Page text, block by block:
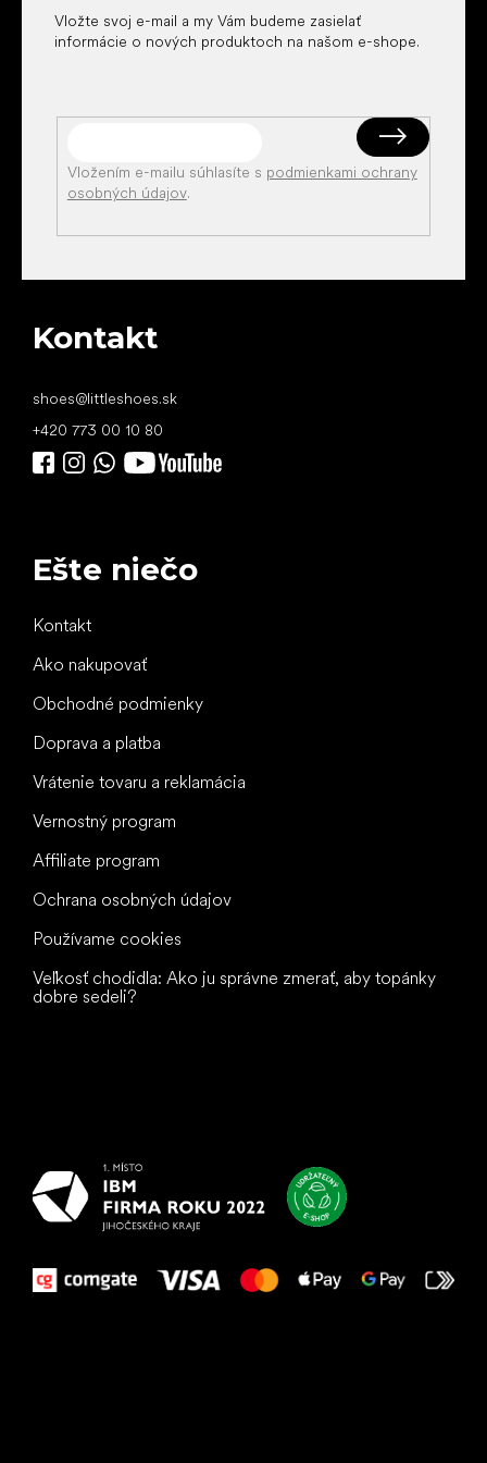
Vložte svoj e-mail a my Vám budeme zasielať
informácie o nových produktoch na našom e-shope.
Vložením e-mailu súhlasíte s podmienkami ochrany
osobných údajov.
Kontakt
shoes@littleshoes.sk
+420 773 00 10 80
Ešte niečo
Kontakt
Ako nakupovať
Obchodné podmienky
Doprava a platba
Vrátenie tovaru a reklamácia
Vernostný program
Affiliate program
Ochrana osobných údajov
Používame cookies
Veľkosť chodidla: Ako ju správne zmerať, aby topánky
dobre sedeli?